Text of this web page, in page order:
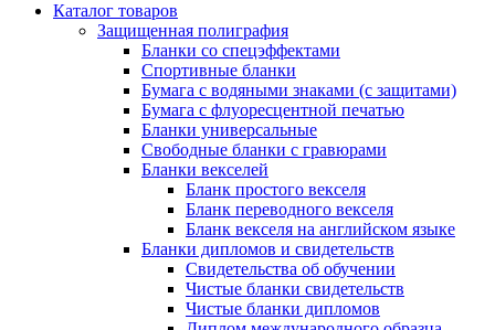
Каталог товаров
Защищенная полиграфия
Бланки со спецэффектами
Спортивные бланки
Бумага с водяными знаками (с защитами)
Бумага с флуоресцентной печатью
Бланки универсальные
Свободные бланки с гравюрами
Бланки векселей
Бланк простого векселя
Бланк переводного векселя
Бланк векселя на английском языке
Бланки дипломов и свидетельств
Свидетельства об обучении
Чистые бланки свидетельств
Чистые бланки дипломов